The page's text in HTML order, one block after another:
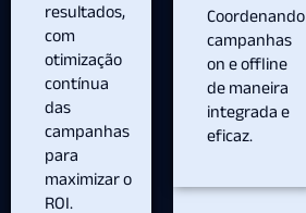
resultados,
com
otimização
contínua
das
campanhas
para
maximizar o
ROI.
Coordenando
campanhas
on e offline
de maneira
integrada e
eficaz.